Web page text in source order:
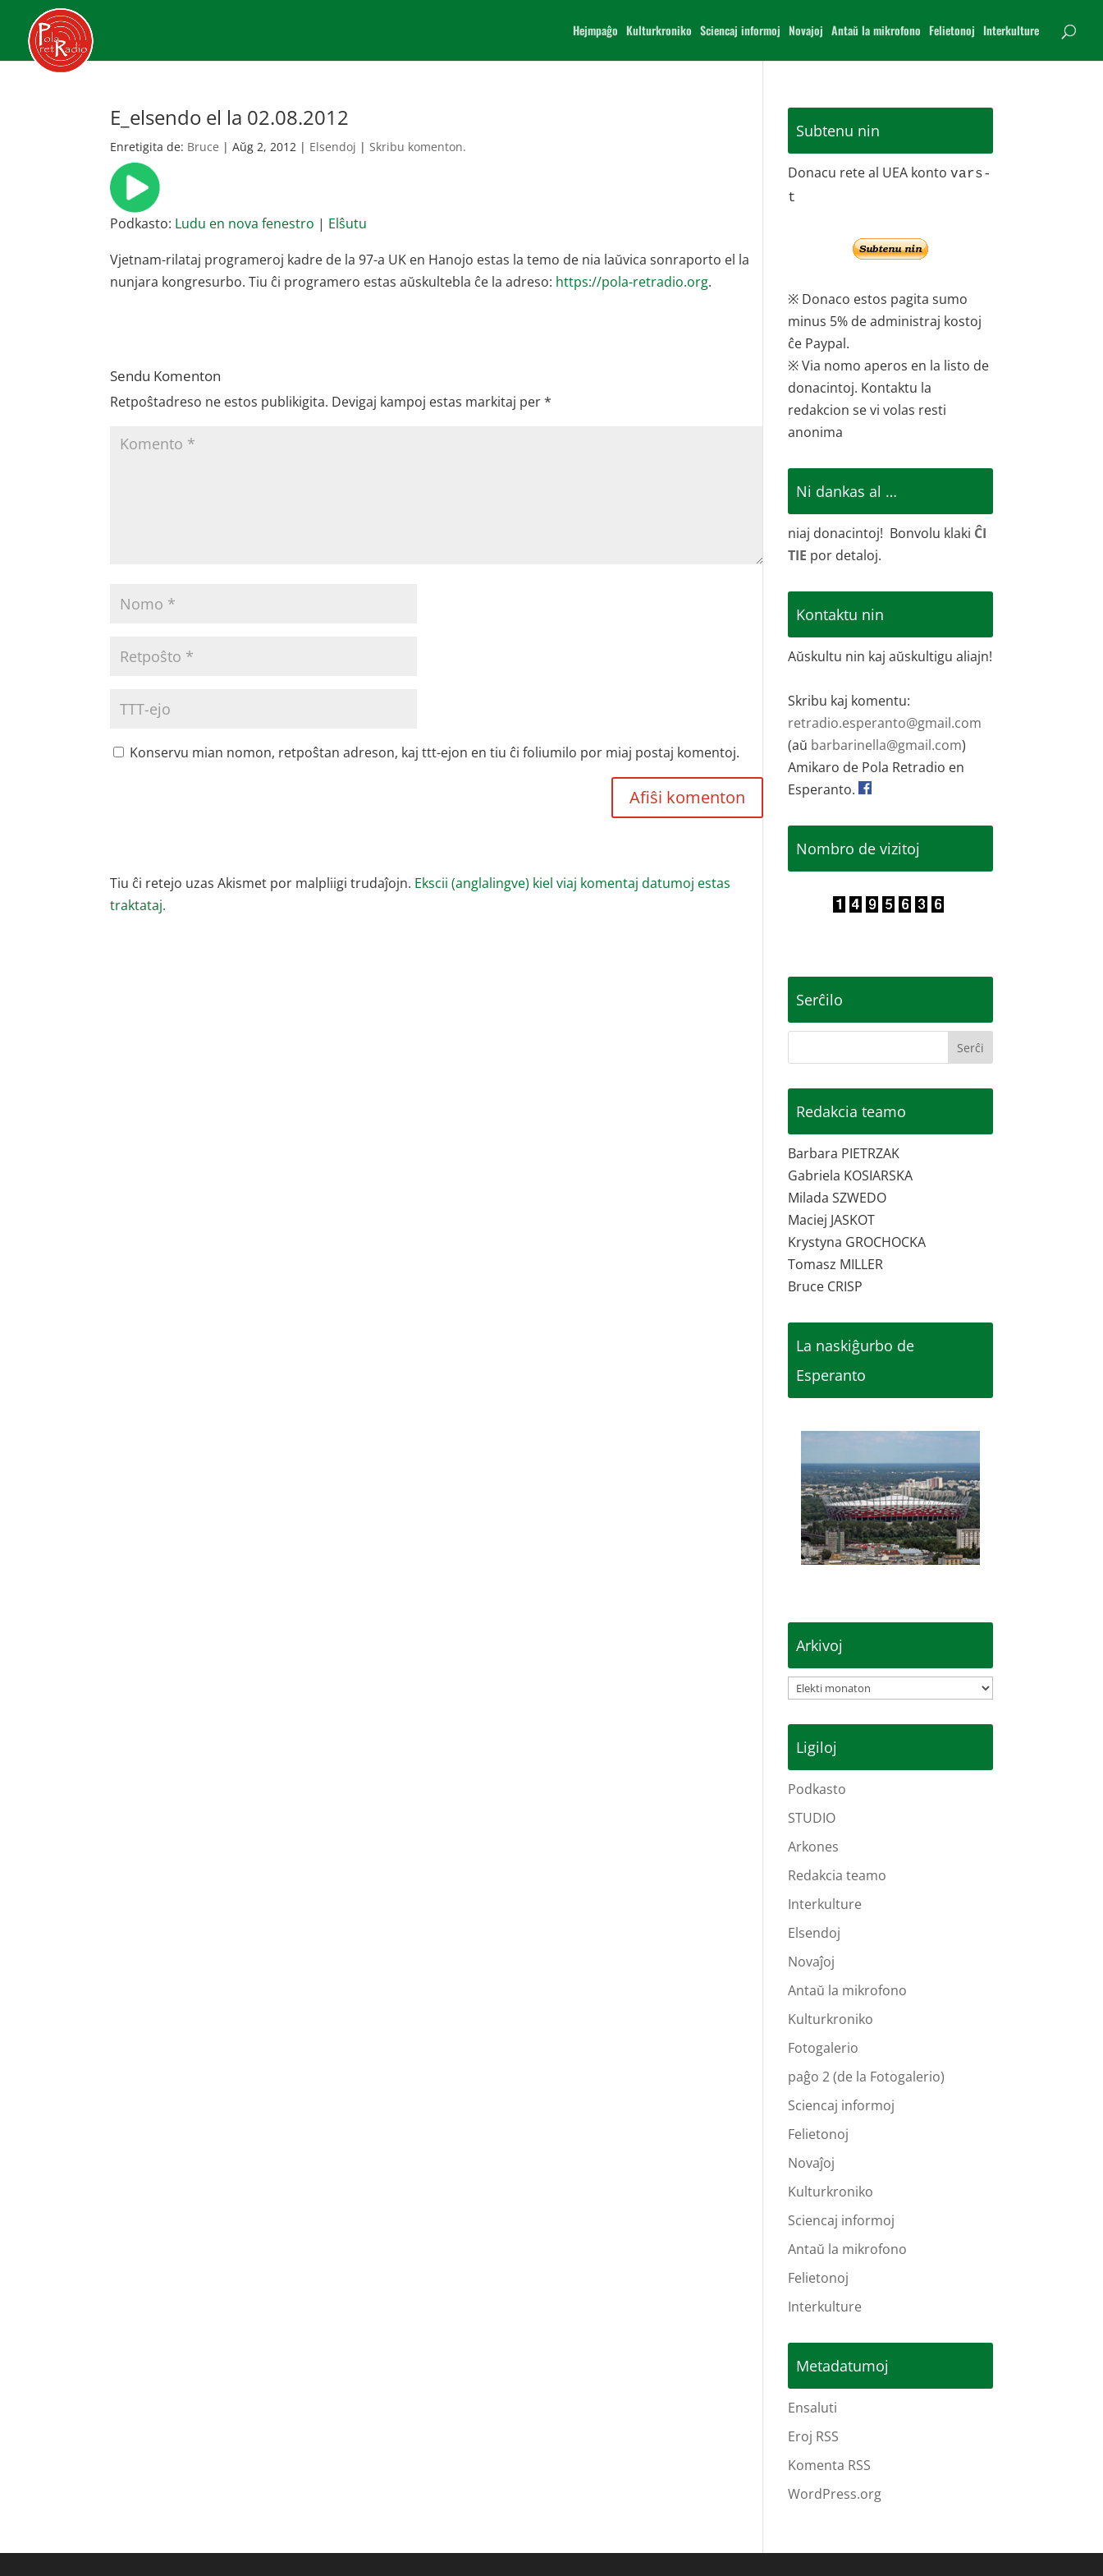
Hejmpaĝo Kulturkroniko Sciencaj informoj Novajoj Antaŭ la mikrofono Felietonoj Interkulture
E_elsendo el la 02.08.2012
Enretigita de: Bruce |Aŭg 2, 2012 | Elsendoj |Skribu komenton.
Podkasto: Ludu en nova fenestro | Elŝutu
Vjetnam-rilataj programeroj kadre de la 97-a UK en Hanojo estas la temo de nia laŭvica sonraporto el la
nunjara kongresurbo. Tiu ĉi programero estas aŭskultebla ĉe la adreso: https://pola-retradio.org.
Sendu Komenton
Retpoŝtadreso ne estos publikigita. Devigaj kampoj estas markitaj per*
Konservu mian nomon, retpoŝtan adreson, kaj ttt-ejon en tiu ĉi foliumilo por miaj postaj komentoj.
Tiu ĉi retejo uzas Akismet por malpliigi trudaĵojn. Ekscii (anglalingve) kiel viaj komentaj datumoj estas
traktataj.
Subtenu nin
Donacu rete al UEA kontovars-
t
※ Donaco estos pagita sumo
minus 5% de administraj kostoj
ĉe Paypal.
※ Via nomo aperos en la listo de
donacintoj. Kontaktu la
redakcion se vi volas resti
anonima
Ni dankas al …
niaj donacintoj! Bonvolu klaki ĈI
TIE por detaloj.
Kontaktu nin
Aŭskultu nin kaj aŭskultigu aliajn!
Skribu kaj komentu:
retradio.esperanto@gmail.com
(aŭ barbarinella@gmail.com)
Amikaro de Pola Retradio en
Esperanto.
Nombro de vizitoj
Serĉilo
Redakcia teamo
Barbara PIETRZAK
Gabriela KOSIARSKA
Milada SZWEDO
Maciej JASKOT
Krystyna GROCHOCKA
Tomasz MILLER
Bruce CRISP
La naskiĝurbo de
Esperanto
Arkivoj
Arkivoj
Ligiloj
Podkasto
STUDIO
Arkones
Redakcia teamo
Interkulture
Elsendoj
Novaĵoj
Antaŭ la mikrofono
Kulturkroniko
Fotogalerio
paĝo 2 (de la Fotogalerio)
Sciencaj informoj
Felietonoj
Novaĵoj
Kulturkroniko
Sciencaj informoj
Antaŭ la mikrofono
Felietonoj
Interkulture
Metadatumoj
Ensaluti
Eroj RSS
Komenta RSS
WordPress.org